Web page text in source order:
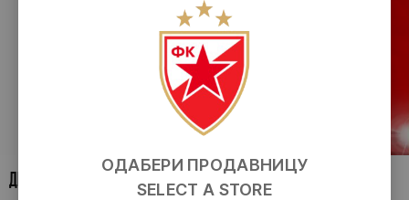
ДЕЧИЈИ СЕТ ЗА ПЛАЖУ ЗВЕЗДИН АЛМАНАХ
ОДАБЕРИ ПРОДАВНИЦУ
SELECT A STORE